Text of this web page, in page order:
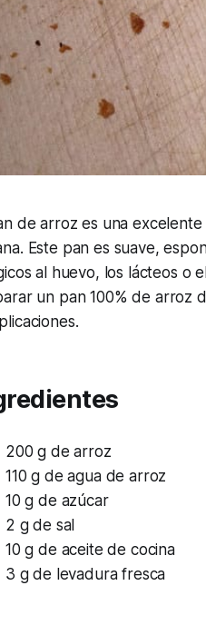
de arroz es una
Este pan es suave,
al huevo, los lácteos o
un pan 100% de arroz
200 g de arroz
110 g de agua de arroz
10 g de azúcar
2 g de sal
10 g de aceite de cocina
3 g de levadura fresca